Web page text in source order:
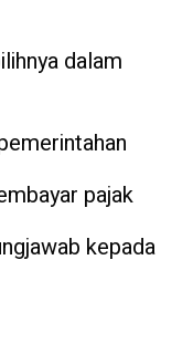
dalam
pajak
kepada